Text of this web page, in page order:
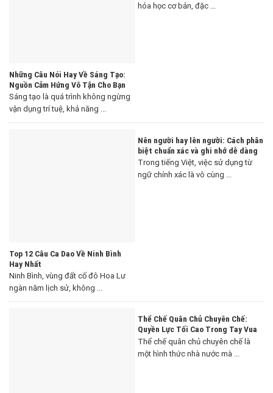
Những Câu Nói Hay Về Sáng Tạo:
Nguồn Cảm Hứng Vô Tận Cho Bạn
Sáng tạo là quá trình không ngừng
vận dụng trí tuệ, khả năng ...
hóa học cơ bản, đặc ...
Top 12 Câu Ca Dao Về Ninh Bình
Hay Nhất
Ninh Bình, vùng đất cố đô Hoa Lư
ngàn năm lịch sử, không ...
Nên người hay lên người: Cách phân
biệt chuẩn xác và ghi nhớ dễ dàng
Trong tiếng Việt, việc sử dụng từ
ngữ chính xác là vô cùng ...
Thể Chế Quân Chủ Chuyên Chế:
Quyền Lực Tối Cao Trong Tay Vua
Thể chế quân chủ chuyên chế là
một hình thức nhà nước mà ...